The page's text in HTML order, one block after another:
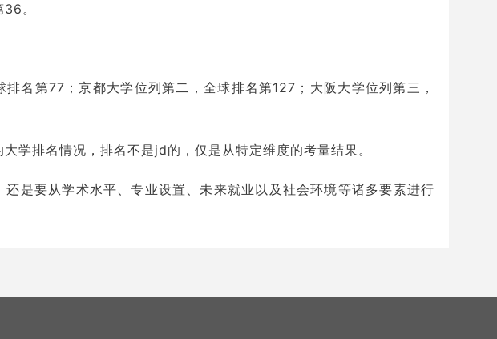
。
排名第77；京都大学位列第二，全球排名第127；大阪大学位列第三，
学排名情况，排名不是jd的，仅是从特定维度的考量结果。
还是要从学术水平、专业设置、未来就业以及社会环境等诸多要素进行